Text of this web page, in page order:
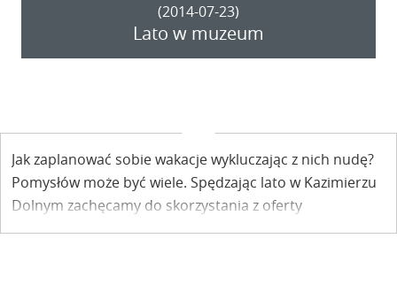
(2014-07-23)
Lato w muzeum
Jak zaplanować sobie wakacje wykluczając z nich nudę?
Pomysłów może być wiele. Spędzając lato w Kazimierzu
Dolnym zachęcamy do skorzystania z oferty
przygotowanej przez Muzeum Przyrodnicze, oddział